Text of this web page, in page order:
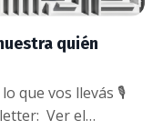
quién
que vos llevás 🎙️
Ver el